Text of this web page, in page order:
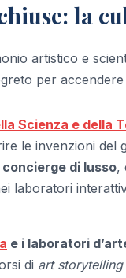
la
artistico e
per
Scienza e della
le invenzioni del
concierge di lusso,
laboratori
e i laboratori
di art storytelling